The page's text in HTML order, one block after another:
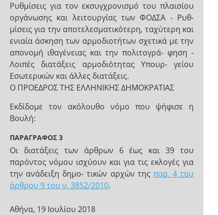
Ρυθμίσεις για τον εκσυγχρονισμό του πλαισίου
οργάνωσης και λειτουργίας των ΦΟΔΣΑ - Ρυθ-
μίσεις για την αποτελεσματικότερη, ταχύτερη και
ενιαία άσκηση των αρμοδιοτήτων σχετικά με την
απονομή ιθαγένειας και την πολιτογρά- φηση -
Λοιπές διατάξεις αρμοδιότητας Υπουρ- γείου
Εσωτερικών και άλλες διατάξεις.
Ο ΠΡΟΕΔΡΟΣ ΤΗΣ ΕΛΛΗΝΙΚΗΣ ΔΗΜΟΚΡΑΤΙΑΣ
Εκδίδομε τον ακόλουθο νόμο που ψήφισε η
Βουλή:
ΠΑΡΑΓΡΑΦΟΣ 3
Οι διατάξεις των άρθρων 6 έως και 39 του
παρόντος νόμου ισχύουν και για τις εκλογές για
την ανάδειξη δημο- τικών αρχών της παρ. 4 του
άρθρου 9 του ν. 3852/2010.
Αθήνα, 19 Ιουλίου 2018